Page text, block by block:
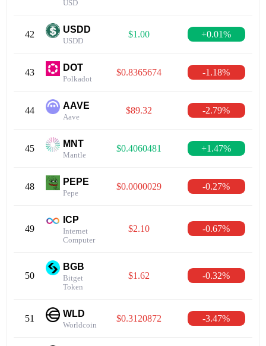
USD
42 USDD
USDD
$1.00 +0.01%
43 DOT
Polkadot
$0.8365674 -1.18%
44 AAVE
Aave
$89.32 -2.79%
45 MNT
Mantle
$0.4060481 +1.47%
48 PEPE
Pepe
$0.0000029 -0.27%
49
ICP
Internet
Computer
$2.10 -0.67%
50
BGB
Bitget
Token
$1.62 -0.32%
51 WLD
Worldcoin
$0.3120872 -3.47%